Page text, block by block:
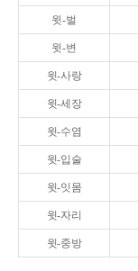
윗-벌
윗-변
윗-사랑
윗-세장
윗-수염
윗-입술
윗-잇몸
윗-자리
윗-중방